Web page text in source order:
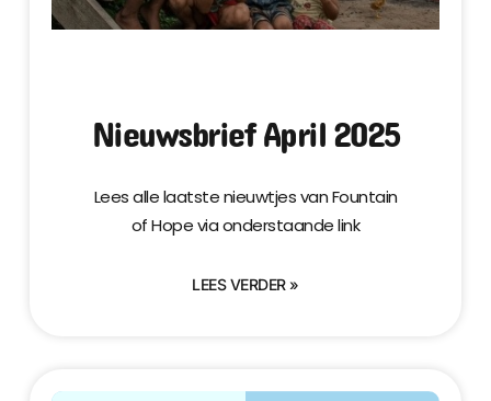
Nieuwsbrief April 2025
Lees alle laatste nieuwtjes van Fountain
of Hope via onderstaande link
LEES VERDER »